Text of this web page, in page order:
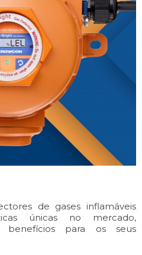
de gases inflamáveis
únicas no mercado,
benefícios para os seus